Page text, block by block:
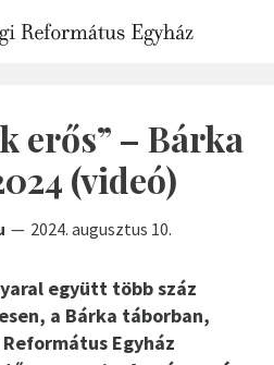
erős” – Bárka
(videó)
2024. augusztus 10.
együtt több száz
a Bárka táborban,
Egyház